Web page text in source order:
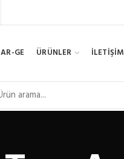
AR-GE ÜRÜNLER İLETİŞİM